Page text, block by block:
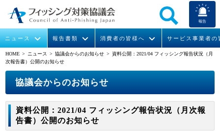
報告
ニュース
イベント
報告書類
月次報告書
消費者の皆様へ
フィッシングの報告
サービス事業者の
STOP. THINK. CONNECT.
運営委員紹介
HOME > ニュース >協議会からのお知らせ > 資料公開：2021/04 フィッシング報告状況（月
次報告書）公開のお知らせ
協議会からのお知らせ
資料公開：2021/04 フィッシング報告状況（月次報
告書）公開のお知らせ